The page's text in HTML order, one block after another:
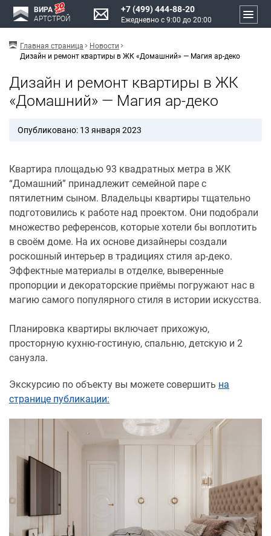
ВИРА
АРТСТРОЙ
+7 (499) 444-88-20
Ежедневно с 9:00 до 20:00
Главная страница
Новости
Дизайн и ремонт квартиры в ЖК «Домашний» — Магия ар-деко
Дизайн и ремонт квартиры в ЖК
«Домашний» — Магия ар-деко
Опубликовано: 13 января 2023
Квартира площадью 93 квадратных метра в ЖК
“Домашний” принадлежит семейной паре с
пятилетним сыном. Владельцы квартиры тщательно
подготовились к работе над проектом. Они подобрали
множество референсов, которые хотели бы воплотить
в своём доме. На их основе дизайнеры создали
роскошный интерьер в традициях стиля ар-деко.
Эффектные материалы в отделке, выверенные
пропорции и декораторские приёмы погружают нас в
магию самого популярного стиля в истории искусства.
Планировка квартиры включает прихожую,
просторную кухню-гостиную, спальню, детскую и 2
санузла.
Экскурсию по объекту вы можете совершить на
странице публикации: